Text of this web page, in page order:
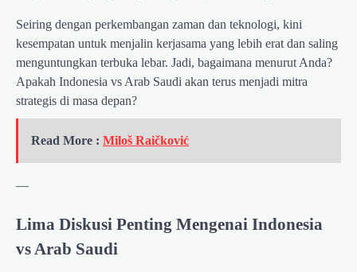
Seiring dengan perkembangan zaman dan teknologi, kini
kesempatan untuk menjalin kerjasama yang lebih erat dan saling
menguntungkan terbuka lebar. Jadi, bagaimana menurut Anda?
Apakah Indonesia vs Arab Saudi akan terus menjadi mitra
strategis di masa depan?
Read More : Miloš Raičković
—
Lima Diskusi Penting Mengenai Indonesia
vs Arab Saudi